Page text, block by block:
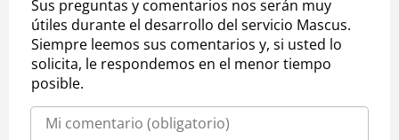
Sus preguntas y comentarios nos serán muy
útiles durante el desarrollo del servicio Mascus.
Siempre leemos sus comentarios y, si usted lo
solicita, le respondemos en el menor tiempo
posible.